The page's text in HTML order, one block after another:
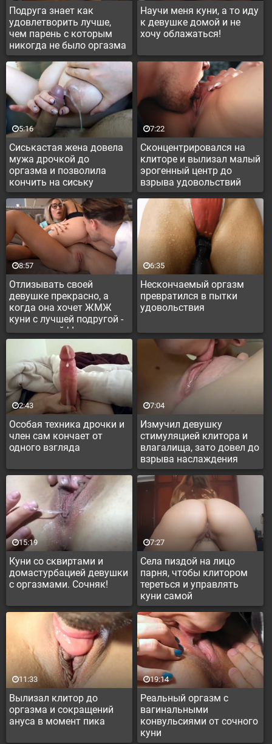
Подруга знает как
удовлетворить лучше,
чем парень с которым
никогда не было оргазма
Научи меня куни, а то иду
к девушке домой и не
хочу облажаться!
Сиськастая жена довела
мужа дрочкой до
оргазма и позволила
кончить на сиську
5:16
Сконцентрировался на
клиторе и вылизал малый
эрогенный центр до
взрыва удовольствий
7:22
Отлизывать своей
девушке прекрасно, а
когда она хочет ЖМЖ
куни с лучшей подругой -
то ваще кайф!
8:57
Нескончаемый оргазм
превратился в пытки
удовольствия
6:35
Особая техника дрочки и
член сам кончает от
одного взгляда
2:43
Измучил девушку
стимуляцией клитора и
влагалища, зато довел до
взрыва наслаждения
7:04
Куни со сквиртами и
домастурбацией девушки
с оргазмами. Сочняк!
15:19
Села пиздой на лицо
парня, чтобы клитором
тереться и управлять
куни самой
7:27
Вылизал клитор до
оргазма и сокращений
ануса в момент пика
11:33
Реальный оргазм с
вагинальными
конвульсиями от сочного
куни
19:14